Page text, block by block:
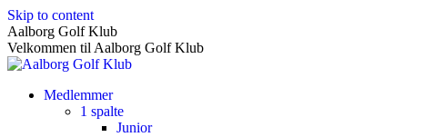
Skip to content
Aalborg Golf Klub
Velkommen til Aalborg Golf Klub
Medlemmer
1 spalte
Junior